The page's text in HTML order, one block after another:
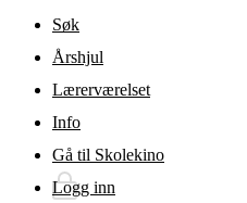
Gå til hovedinnhold
Søk
Årshjul
Lærerværelset
Info
Gå til Skolekino
Logg inn